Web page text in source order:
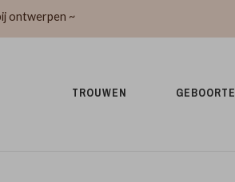
ontwerpen ~
TROUWEN GEBOORTE